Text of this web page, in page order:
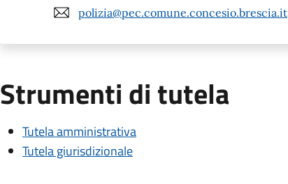
polizia@pec.comune.concesio.brescia.it
Strumenti di tutela
Tutela amministrativa
Tutela giurisdizionale